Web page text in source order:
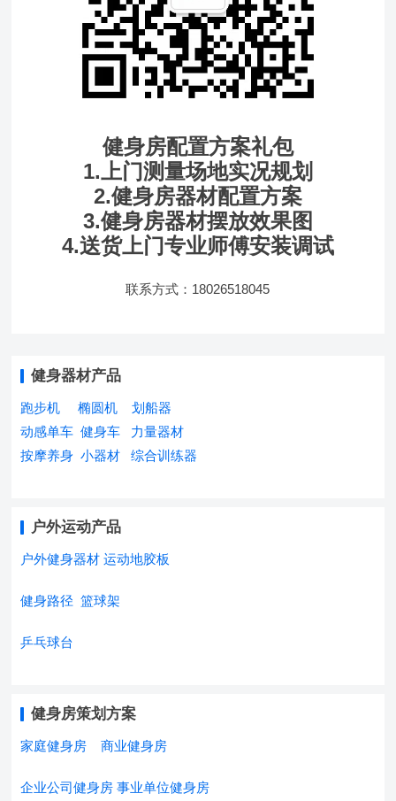
健身房配置方案礼包
1.上门测量场地实况规划
2.健身房器材配置方案
3.健身房器材摆放效果图
4.送货上门专业师傅安装调试
联系方式：18026518045
健身器材产品
跑步机 椭圆机
划船器
动感单车 健身车
力量器材
按摩养身 小器材 综合训练器
户外运动产品
户外健身器材 运动地胶板
健身路径 篮球架
乒乓球台
健身房策划方案
家庭健身房 商业健身房
企业公司健身房 事业单位健身房